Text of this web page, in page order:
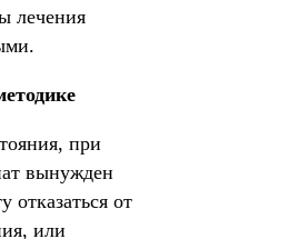
лечения
при
вынужден
отказаться от
или